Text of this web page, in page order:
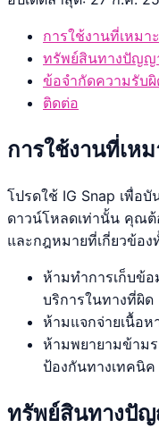
การใช้งานที่เหมา
ทรัพย์สินทางปัญญ
ข้อจำกัดความรับ
ติดต่อ
การใช้งานที่เห
โปรดใช้ IG Snap เพื่อ
ดาวน์โหลดเท่านั้น คุณต้
และกฎหมายที่เกี่ยวข้อง
ห้ามทำการเก็บข้
บริการในทางที่ผิด
ห้ามแจกจ่ายเนื้อ
ห้ามพยายามข้ามร
ป้องกันทางเทคนิค
ทรัพย์สินทางปั